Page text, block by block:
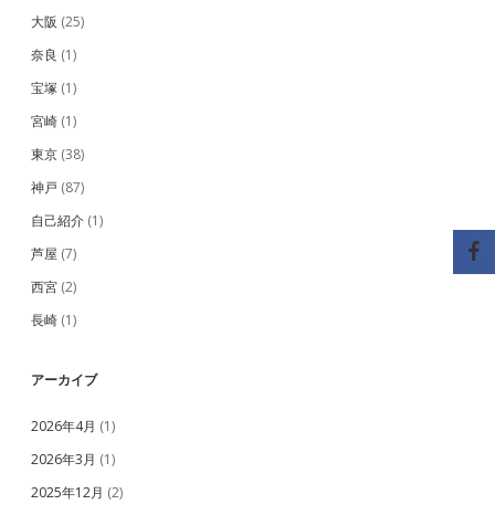
大阪 (25)
奈良 (1)
宝塚 (1)
宮崎 (1)
東京 (38)
神戸 (87)
自己紹介 (1)
芦屋 (7)
西宮 (2)
長崎 (1)
アーカイブ
2026年4月 (1)
2026年3月 (1)
2025年12月 (2)